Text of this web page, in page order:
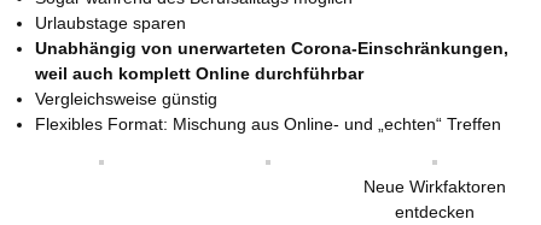
Urlaubstage sparen
Unabhängig von unerwarteten Corona-Einschränkungen,
weil auch komplett Online durchführbar
Vergleichsweise günstig
Flexibles Format: Mischung aus Online- und „echten“ Treffen
Neue Wirkfaktoren
entdecken